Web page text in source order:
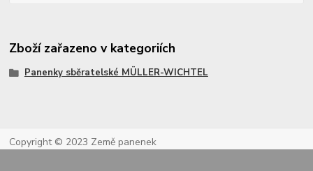
Zboží zařazeno v kategoriích
Panenky sběratelské MÜLLER-WICHTEL
Copyright © 2023 Země panenek